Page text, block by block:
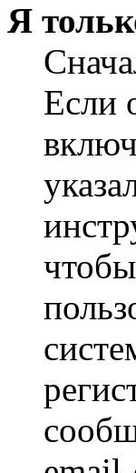
Я
Если